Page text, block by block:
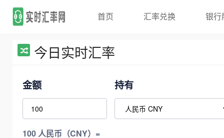
首页 汇率兑换 银行
今日实时汇率
金额 持有
100 人民币（CNY）=